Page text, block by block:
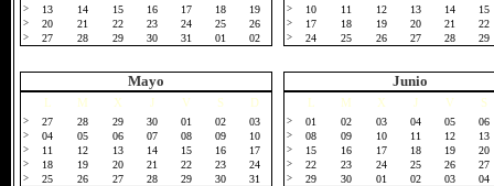
> 13 14 15 16 17 18 19
> 20 21 22 23 24 25 26
> 27 28 29 30 31 01 02
> 10 11 12 13 14 15
> 17 18 19 20 21 22
> 24 25 26 27 28 29
Mayo
M X J V S D
> 27 28 29 30 01 02 03
> 04 05 06 07 08 09 10
> 11 12 13 14 15 16 17
> 18 19 20 21 22 23 24
> 25 26 27 28 29 30 31
Junio
M X J V S
> 01 02 03 04 05 06
> 08 09 10 11 12 13
> 15 16 17 18 19 20
> 22 23 24 25 26 27
> 29 30 01 02 03 04